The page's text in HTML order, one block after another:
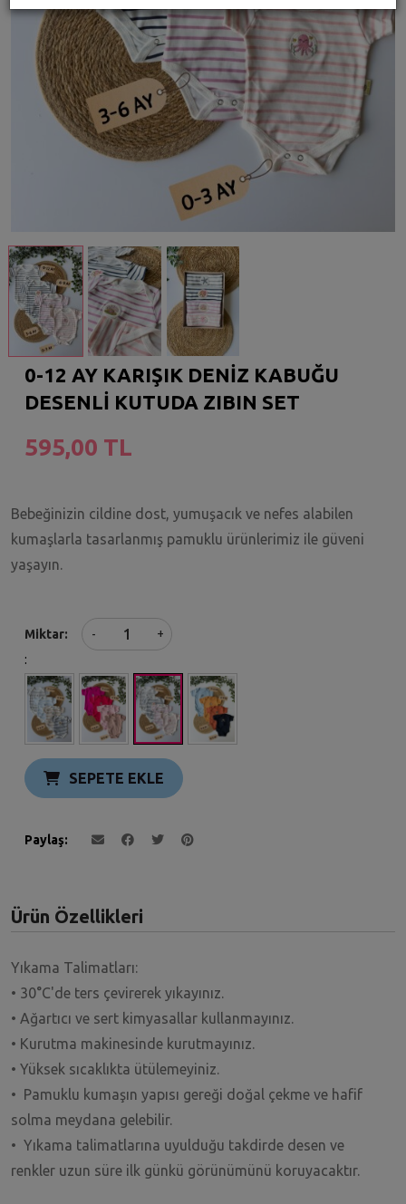
0-12 AY KARIŞIK DENİZ KABUĞU
DESENLİ KUTUDA ZIBIN SET
595,00 TL
Bebeğinizin cildine dost, yumuşacık ve nefes alabilen
kumaşlarla tasarlanmış pamuklu ürünlerimiz ile güveni
yaşayın.
Miktar -
+
:
SEPETE EKLE
Paylaş
Ürün Özellikleri
Yıkama Talimatları:
• 30°C'de ters çevirerek yıkayınız.
• Ağartıcı ve sert kimyasallar kullanmayınız.
• Kurutma makinesinde kurutmayınız.
• Yüksek sıcaklıkta ütülemeyiniz.
• Pamuklu kumaşın yapısı gereği doğal çekme ve hafif
solma meydana gelebilir.
• Yıkama talimatlarına uyulduğu takdirde desen ve
renkler uzun süre ilk günkü görünümünü koruyacaktır.